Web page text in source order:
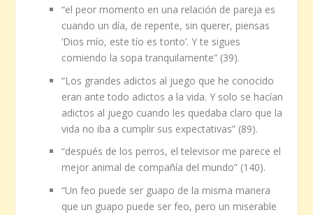
“el peor momento en una relación de pareja es
cuando un día, de repente, sin querer, piensas
‘Dios mío, este tío es tonto’. Y te sigues
comiendo la sopa tranquilamente” (39).
“Los grandes adictos al juego que he conocido
eran ante todo adictos a la vida. Y solo se hacían
adictos al juego cuando les quedaba claro que la
vida no iba a cumplir sus expectativas” (89).
“después de los perros, el televisor me parece el
mejor animal de compañía del mundo” (140).
“Un feo puede ser guapo de la misma manera
que un guapo puede ser feo, pero un miserable